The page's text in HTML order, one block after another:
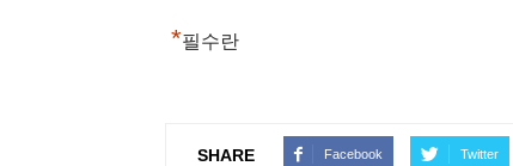
*필수란
SHARE Facebook Twitter